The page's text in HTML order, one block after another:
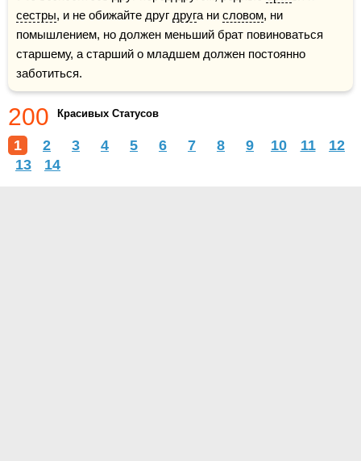
сестры, и не обижайте друг друга ни словом, ни
помышлением, но должен меньший брат повиноваться
старшему, а старший о младшем должен постоянно
заботиться.
200 Красивых Статусов
1 2 3 4 5 6 7 8 9 10 11
12
13
14